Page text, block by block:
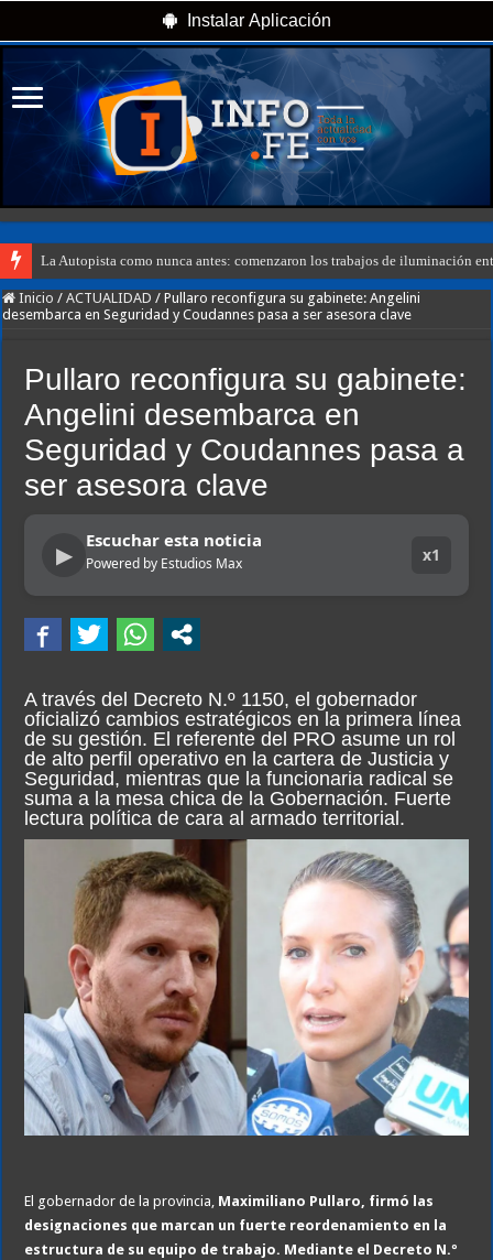
Instalar Aplicación
La Autopista como nunca antes: comenzaron los trabajos de iluminación
Inicio / ACTUALIDAD / Pullaro reconfigura su gabinete: Angelini
desembarca en Seguridad y Coudannes pasa a ser asesora clave
Pullaro reconfigura su gabinete:
Angelini desembarca en
Seguridad y Coudannes pasa a
ser asesora clave
▶
Escuchar esta noticia
Powered by Estudios Max x1
A través del Decreto N.º 1150, el gobernador
oficializó cambios estratégicos en la primera línea
de su gestión. El referente del PRO asume un rol
de alto perfil operativo en la cartera de Justicia y
Seguridad, mientras que la funcionaria radical se
suma a la mesa chica de la Gobernación. Fuerte
lectura política de cara al armado territorial.
El gobernador de la provincia, Maximiliano Pullaro, firmó las
designaciones que marcan un fuerte reordenamiento en la
estructura de su equipo de trabajo. Mediante el Decreto N.º